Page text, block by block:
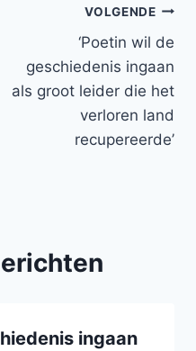
VOLGENDE
‘Poetin wil de
geschiedenis ingaan
als groot leider die het
verloren land
recupereerde’
ingaan